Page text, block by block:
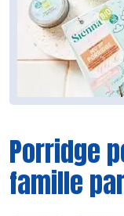
Porridge
famille